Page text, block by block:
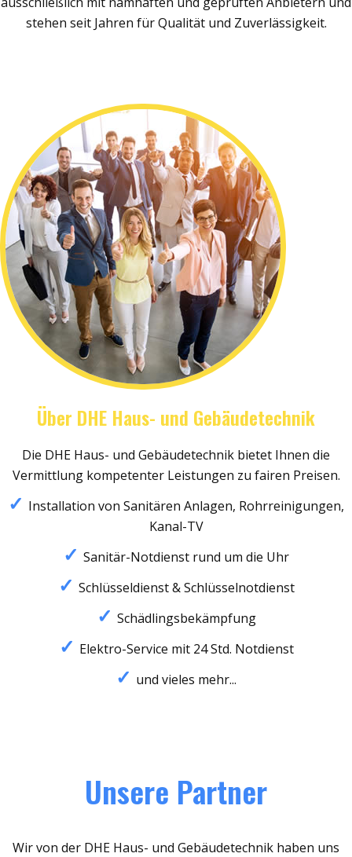
stehen seit Jahren für Qualität und Zuverlässigkeit.
Über DHE Haus- und Gebäudetechnik
Die DHE Haus- und Gebäudetechnik bietet Ihnen die
Vermittlung kompetenter Leistungen zu fairen Preisen.
Installation von Sanitären Anlagen, Rohrreinigungen,
Kanal-TV
Sanitär-Notdienst rund um die Uhr
Schlüsseldienst & Schlüsselnotdienst
Schädlingsbekämpfung
Elektro-Service mit 24 Std. Notdienst
und vieles mehr...
Unsere Partner
Wir von der DHE Haus- und Gebäudetechnik haben uns